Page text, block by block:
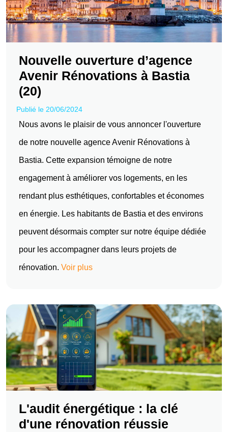
Nouvelle ouverture d’agence
Avenir Rénovations à Bastia
(20)
Publié le 20/06/2024
Nous avons le plaisir de vous annoncer l'ouverture
de notre nouvelle agence Avenir Rénovations à
Bastia. Cette expansion témoigne de notre
engagement à améliorer vos logements, en les
rendant plus esthétiques, confortables et économes
en énergie. Les habitants de Bastia et des environs
peuvent désormais compter sur notre équipe dédiée
pour les accompagner dans leurs projets de
rénovation. Voir plus
L'audit énergétique : la clé
d'une rénovation réussie